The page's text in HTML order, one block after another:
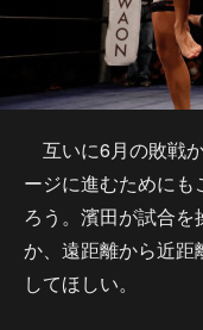
互いに6月の敗戦
ージに進むために
ろう。濱田が試合
か、遠距離から近距
してほしい。